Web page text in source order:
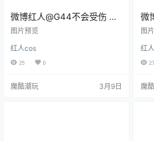
微博红人@G44不会受伤 玛
丽 偶像 [39P/329MB]
图片预览
红人cos
25 0
魔酷潮玩 3月9日
微
防
图
红
27
魔